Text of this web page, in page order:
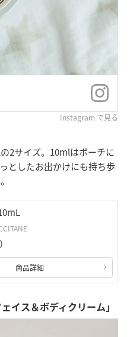
Instagram で見る
2サイズ。10mlはポーチに
としたお出かけにも持ち歩
商品詳細
イス＆ボディクリーム」